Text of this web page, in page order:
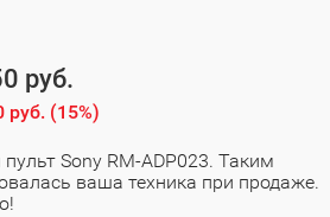
руб.
руб. (15%)
Sony RM-ADP023. Таким
ваша техника при продаже.